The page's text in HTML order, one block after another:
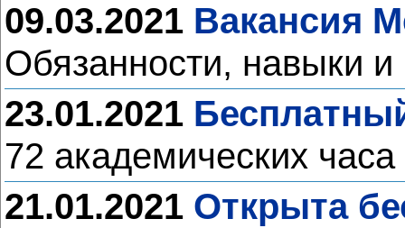
09.03.2021 Вакансия
Обязанности, навыки
23.01.2021
72 академических
21.01.2021 Открыта